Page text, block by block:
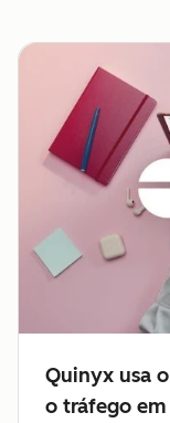
Quinyx usa
o tráfego